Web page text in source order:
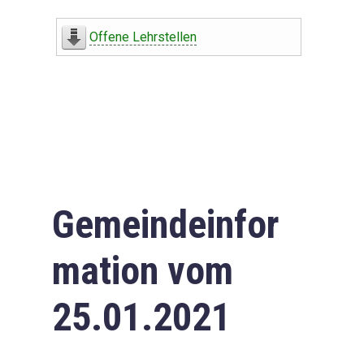
Offene Lehrstellen
Gemeindeinfor
mation vom
25.01.2021